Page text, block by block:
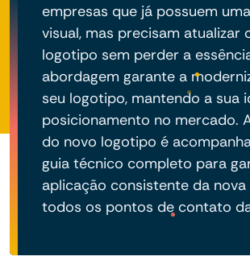
empresas que já possuem
visual, mas precisam atualizar
logotipo sem perder a
abordagem garante a
seu logotipo, mantendo a sua
posicionamento no mercado.
do novo logotipo é
guia técnico completo para
aplicação consistente da
todos os pontos de contato